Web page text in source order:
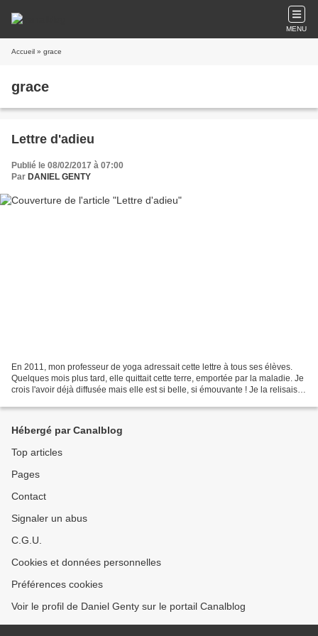
MENU
Accueil » grace
grace
Lettre d'adieu
Publié le 08/02/2017 à 07:00
Par DANIEL GENTY
En 2011, mon professeur de yoga adressait cette lettre à tous ses élèves.
Quelques mois plus tard, elle quittait cette terre, emportée par la maladie. Je
crois l'avoir déjà diffusée mais elle est si belle, si émouvante ! Je la relisais
Hébergé par Canalblog
Top articles
Pages
Contact
Signaler un abus
C.G.U.
Cookies et données personnelles
Préférences cookies
Voir le profil de Daniel Genty sur le portail Canalblog